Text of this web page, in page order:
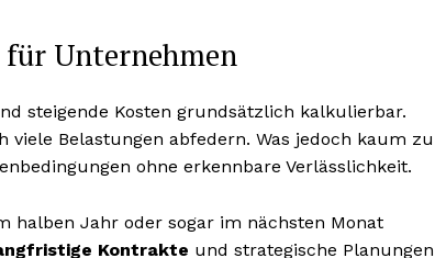
Unternehmen
steigende Kosten grundsätzlich kalkulierbar.
viele Belastungen abfedern. Was jedoch kaum zu
ohne erkennbare Verlässlichkeit.
halben Jahr oder sogar im nächsten Monat
Kontrakte und strategische Planungen